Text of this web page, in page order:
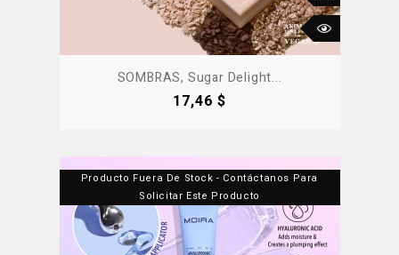
SOMBRAS, Sugar Delight...
Precio
17,46 $
Producto Fuera De Stock - Contáctanos Para
Solicitar Este Producto